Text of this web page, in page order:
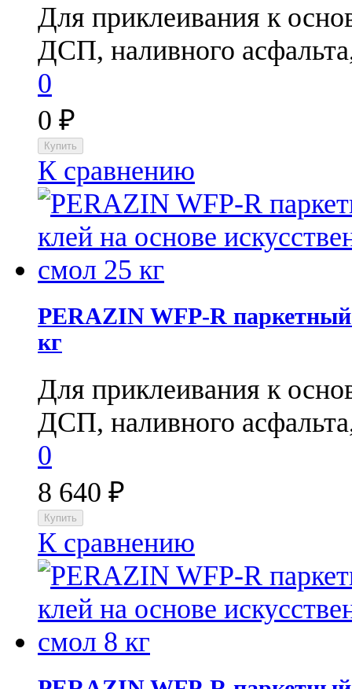
Для приклеивания к
ДСП, наливного
0
0 ₽
К сравнению
PERAZIN WFP-R паркетный
кг
Для приклеивания к
ДСП, наливного
0
8 640 ₽
К сравнению